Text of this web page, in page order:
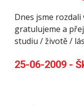
Dnes jsme
gratulujeme a
studiu / životě /
25-06-2009 -